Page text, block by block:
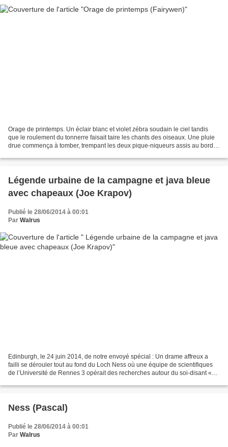
Orage de printemps. Un éclair blanc et violet zébra soudain le ciel tandis
que le roulement du tonnerre faisait taire les chants des oiseaux. Une pluie
drue commença à tomber, trempant les deux pique-niqueurs assis au bord
Légende urbaine de la campagne et java bleue
avec chapeaux (Joe Krapov)
Publié le 28/06/2014 à 00:01
Par Walrus
Edinburgh, le 24 juin 2014, de notre envoyé spécial : Un drame affreux a
failli se dérouler tout au fond du Loch Ness où une équipe de scientifiques
de l’Université de Rennes 3 opérait des recherches autour du soi-disant «
Ness (Pascal)
Publié le 28/06/2014 à 00:01
Par Walrus